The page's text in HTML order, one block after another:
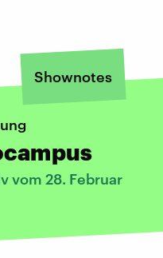
Shownotes
vom 28. Februar